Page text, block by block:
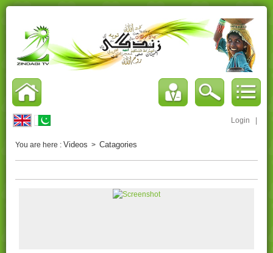
Login
You are here : Videos > Catagories